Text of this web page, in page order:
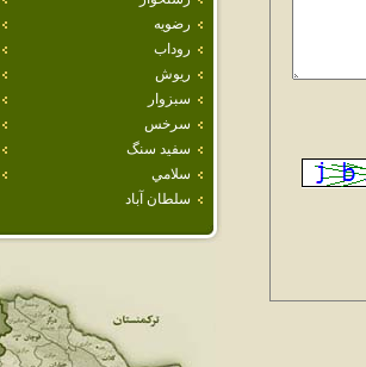
رضويه
روداب
ريوش
سبزوار
سرخس
سفيد سنگ
سلامي
سلطان آباد